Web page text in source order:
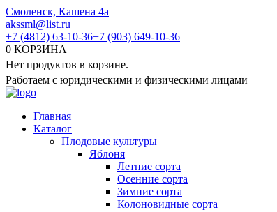
Перейти
к
содержанию
Смоленск, Кашена 4а
akssml@list.ru
+7 (4812) 63-10-36+7 (903) 649-10-36
0 КОРЗИНА
Нет продуктов в корзине.
Работаем с юридическими и физическими лицами
Главная
Каталог
Плодовые культуры
Яблоня
Летние сорта
Осенние сорта
Зимние сорта
Колоновидные сорта